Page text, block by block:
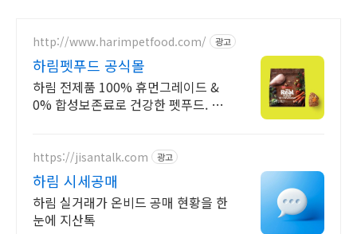
http://www.harimpetfood.com/ 광고
하림펫푸드 공식몰
하림 전제품 100% 휴먼그레이드 &
0% 합성보존료로 건강한 펫푸드. 공
https://jisantalk.com 광고
하림 시세공매
하림 실거래가 온비드 공매 현황을 한
눈에 지산톡